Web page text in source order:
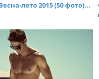
лето 2015 (50 фото)...